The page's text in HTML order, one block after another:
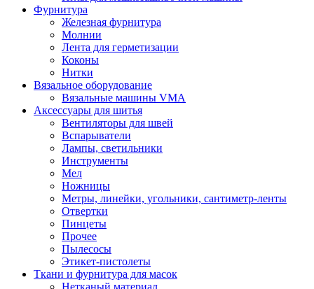
Фурнитура
Железная фурнитура
Молнии
Лента для герметизации
Коконы
Нитки
Вязальное оборудование
Вязальные машины VMA
Аксессуары для шитья
Вентиляторы для швей
Вспарыватели
Лампы, светильники
Инструменты
Мел
Ножницы
Метры, линейки, угольники, сантиметр-ленты
Отвертки
Пинцеты
Прочее
Пылесосы
Этикет-пистолеты
Ткани и фурнитура для масок
Нетканый материал